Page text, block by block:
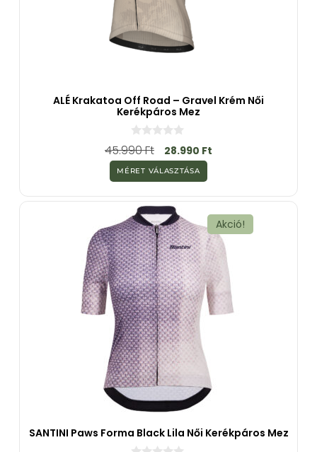
ALÉ Krakatoa Off Road – Gravel Krém Női
Kerékpáros Mez
0
a
5
-
b
ő
l
45.990Ft 28.990 Ft
MÉRET VÁLASZTÁSA
Akció!
SANTINI Paws Forma Black Lila Női Kerékpáros Mez